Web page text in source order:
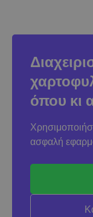
όπου κι
ασφαλή